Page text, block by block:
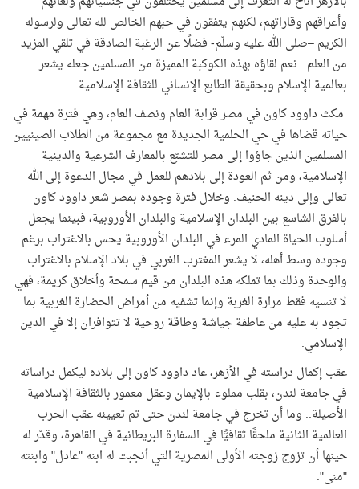
وأعراقهم وقاراتهم، لكنهم يتفقون في حبهم الخالص لله تعالى ولرسوله
الكريم –صلى الله عليه وسلّم- فضلًا عن الرغبة الصادقة في تلقي المزيد
من العلم.. نعم لقاؤه بهذه الكوكبة المميزة من المسلمين جعله يشعر
بعالمية الإسلام وبحقيقة الطابع الإنساني للثقافة الإسلامية.
مكث داوود كاون في مصر قرابة العام ونصف العام، وهي فترة مهمة في
حياته قضاها في حي الحلمية الجديدة مع مجموعة من الطلاب الصينيين
المسلمين الذين جاؤوا إلى مصر للتشبّع بالمعارف الشرعية والدينية
الإسلامية، ومن ثم العودة إلى بلادهم للعمل في مجال الدعوة إلى الله
تعالى وإلى دينه الحنيف. وخلال فترة وجوده بمصر شعر داوود كاون
بالفرق الشاسع بين البلدان الإسلامية والبلدان الأوروبية، فبينما يجعل
أسلوب الحياة المادي المرء في البلدان الأوروبية يحس بالاغتراب برغم
وجوده وسط أهله، لا يشعر المغترب الغربي في بلاد الإسلام بالاغتراب
والوحدة وذلك بما تملكه هذه البلدان من قيم سمحة وأخلاق كريمة، فهي
لا تنسيه فقط مرارة الغربة وإنما تشفيه من أمراض الحضارة الغربية بما
تجود به عليه من عاطفة جياشة وطاقة روحية لا تتوافران إلا في الدين
الإسلامي.
عقب إكمال دراسته في الأزهر، عاد داوود كاون إلى بلاده ليكمل دراساته
في جامعة لندن، بقلب مملوء بالإيمان وعقل معمور بالثقافة الإسلامية
الأصيلة.. وما أن تخرج في جامعة لندن حتى تم تعيينه عقب الحرب
العالمية الثانية ملحقًا ثقافيًّا في السفارة البريطانية في القاهرة، وقدّر له
حينها أن تزوج زوجته الأولى المصرية التي أنجبت له ابنه "عادل" وابنته
"منى".